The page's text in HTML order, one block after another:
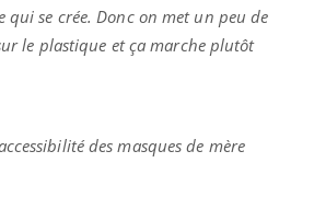
qui se crée. Donc on met un peu de
le plastique et ça marche plutôt
des masques de mère